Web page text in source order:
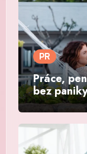
PR
Práce,
bez paniky